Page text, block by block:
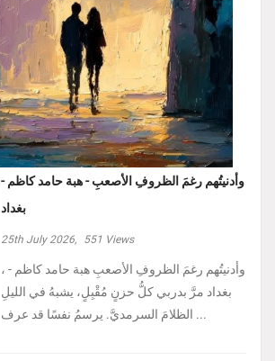
وأدنيتُهم رغمَ الظروفِ الأصعبِ - هبة حامد كاظم -
بغداد
25th July 2026, 551 Views
، وأدنيتُهم رغمَ الظروفِ الأصعبِ هبة حامد كاظم -
بغداد مرَّ بدربي كلُّ حزنٍ مُقْبِلٍ، يشبهُ في الليلِ
الظلامَ السرمديَّ. يرسمُ نفسًا قد عرف ...